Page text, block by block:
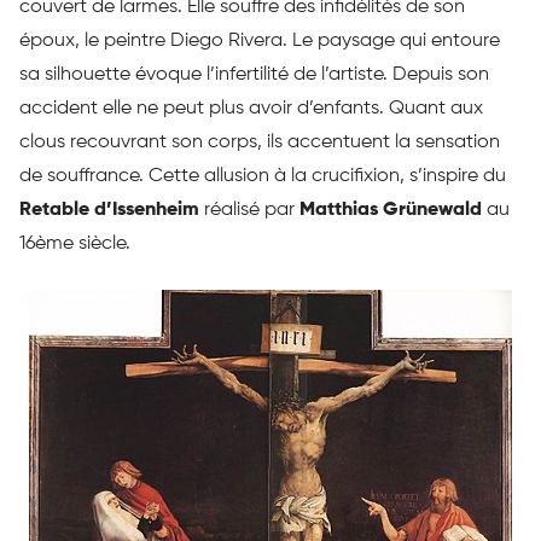
couvert de larmes. Elle souffre des infidélités de son
époux, le peintre Diego Rivera. Le paysage qui entoure
sa silhouette évoque l’infertilité de l’artiste. Depuis son
accident elle ne peut plus avoir d’enfants. Quant aux
clous recouvrant son corps, ils accentuent la sensation
de souffrance. Cette allusion à la crucifixion, s’inspire du
Retable d’Issenheim réalisé par Matthias Grünewald au
16ème siècle.